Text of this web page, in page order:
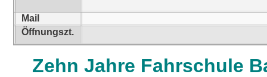
Zehn Jahre Fahrschule
Mail
Öffnungszt.